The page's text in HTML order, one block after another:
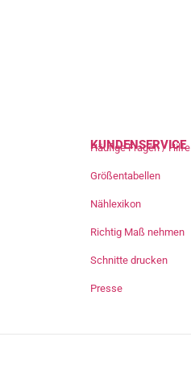
KUNDENSERVICE
Häufige Fragen / Hilfe
Größentabellen
Nählexikon
Richtig Maß nehmen
Schnitte drucken
Presse